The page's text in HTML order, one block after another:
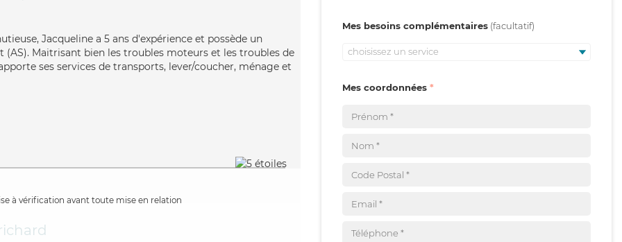
Jacqueline a 5 ans d'expérience et possède un
Maitrisant bien les troubles moteurs et les troubles de
ses services de transports, lever/coucher, ménage et
à vérification avant toute mise en relation
Mes besoins complémentaires
choisissez un service
Mes coordonnées